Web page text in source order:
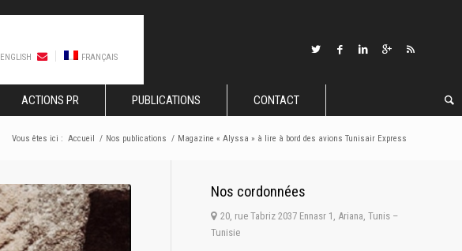
ENGLISH FRANÇAIS
ACTIONS PR PUBLICATIONS CONTACT
Vous êtes ici : Accueil / Nos publications / Magazine « Alyssa » à lire à bord des avions Tunisair Express
Nos cordonnées
20, rue Tabriz 2037 Ennasr 1, Ariana, Tunis –
Tunisie